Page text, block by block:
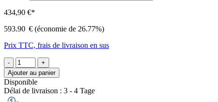
434,90 €*
593.90 € (économie de 26.77%)
Prix TTC, frais de livraison en sus
-
+
Ajouter au panier
Disponible
Délai de livraison : 3 - 4 Tage